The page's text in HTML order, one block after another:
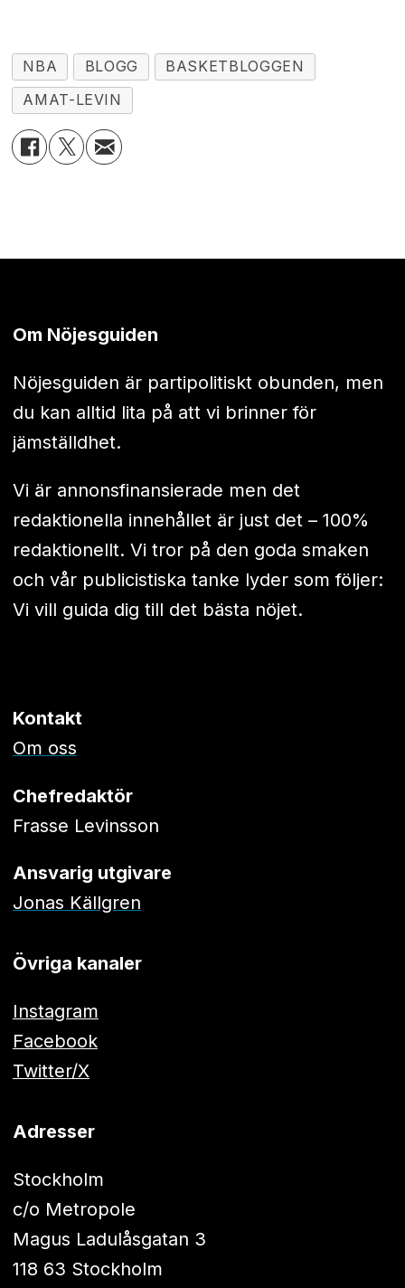
NBA BLOGG
BASKETBLOGGEN
AMAT-LEVIN
Om Nöjesguiden
Nöjesguiden är partipolitiskt obunden, men
du kan alltid lita på att vi brinner för
jämställdhet.
Vi är annonsfinansierade men det
redaktionella innehållet är just det – 100%
redaktionellt. Vi tror på den goda smaken
och vår publicistiska tanke lyder som följer:
Vi vill guida dig till det bästa nöjet.
Kontakt
Om oss
Chefredaktör
Frasse Levinsson
Ansvarig utgivare
Jonas Källgren
Övriga kanaler
Instagram
Facebook
Twitter/X
Adresser
Stockholm
c/o Metropole
Magus Ladulåsgatan 3
118 63 Stockholm